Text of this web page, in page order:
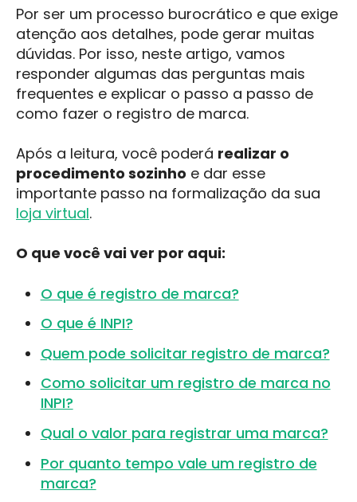
Por ser um processo burocrático e que exige
atenção aos detalhes, pode gerar muitas
dúvidas. Por isso, neste artigo, vamos
responder algumas das perguntas mais
frequentes e explicar o passo a passo de
como fazer o registro de marca.
Após a leitura, você poderá realizar o
procedimento sozinho e dar esse
importante passo na formalização da sua
loja virtual.
O que você vai ver por aqui:
O que é registro de marca?
O que é INPI?
Quem pode solicitar registro de marca?
Como solicitar um registro de marca no
INPI?
Qual o valor para registrar uma marca?
Por quanto tempo vale um registro de
marca?